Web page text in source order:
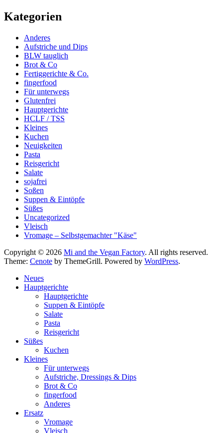
Kategorien
Anderes
Aufstriche und Dips
BLW tauglich
Brot & Co
Fertiggerichte & Co.
fingerfood
Für unterwegs
Glutenfrei
Hauptgerichte
HCLF / TSS
Kleines
Kuchen
Neuigkeiten
Pasta
Reisgericht
Salate
sojafrei
Soßen
Suppen & Eintöpfe
Süßes
Uncategorized
Vleisch
Vromage – Selbstgemachter "Käse"
Copyright © 2026 Mi and the Vegan Factory. All rights reserved.
Theme: Cenote by ThemeGrill. Powered by WordPress.
Neues
Hauptgerichte
Hauptgerichte
Suppen & Eintöpfe
Salate
Pasta
Reisgericht
Süßes
Kuchen
Kleines
Für unterwegs
Aufstriche, Dressings & Dips
Brot & Co
fingerfood
Anderes
Ersatz
Vromage
Vleisch